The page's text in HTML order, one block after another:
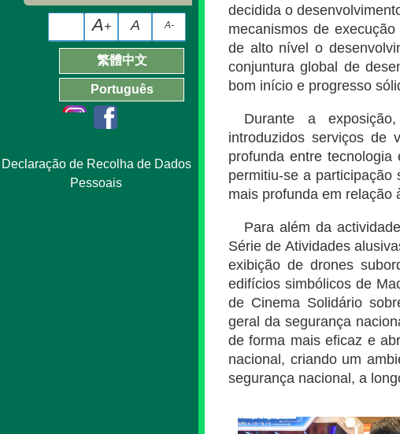
A-
A
A+
繁體中文
Português
Declaração de Recolha de Dados
Pessoais
decidida o
mecanismos de
de alto nível o
conjuntura global de
bom início e progresso
Durante a
introduzidos serviços de
profunda entre
permitiu-se a
mais profunda em relação
Para além da
Série de Atividades
exibição de drones
edifícios simbólicos de
de Cinema Solidário
geral da segurança
de forma mais eficaz e
nacional, criando um
segurança nacional, a